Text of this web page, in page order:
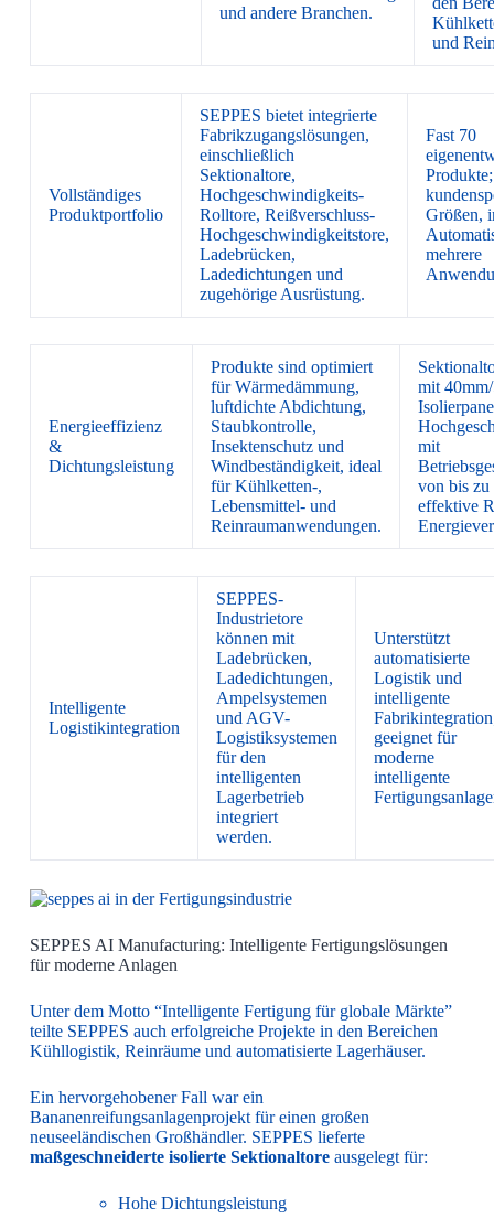
und andere Branchen.
und
Vollständiges
Produktportfolio
SEPPES bietet integrierte
Fabrikzugangslösungen,
einschließlich
Sektionaltore,
Hochgeschwindigkeits-
Rolltore, Reißverschluss-
Hochgeschwindigkeitstore,
Ladebrücken,
Ladedichtungen und
zugehörige Ausrüstung.
Fast 70
Größen,
mehrere
Energieeffizienz
&
Dichtungsleistung
Produkte sind optimiert
für Wärmedämmung,
luftdichte Abdichtung,
Staubkontrolle,
Insektenschutz und
Windbeständigkeit, ideal
für Kühlketten-,
Lebensmittel- und
Reinraumanwendungen.
mit
mit
von bis zu
effektive
Intelligente
Logistikintegration
SEPPES-
Industrietore
können mit
Ladebrücken,
Ladedichtungen,
Ampelsystemen
und AGV-
Logistiksystemen
für den
intelligenten
Lagerbetrieb
integriert
werden.
Unterstützt
automatisierte
Logistik und
intelligente
geeignet für
moderne
intelligente
SEPPES AI Manufacturing: Intelligente Fertigungslösungen
für moderne Anlagen
Unter dem Motto “Intelligente Fertigung für globale Märkte”
teilte SEPPES auch erfolgreiche Projekte in den Bereichen
Kühllogistik, Reinräume und automatisierte Lagerhäuser.
Ein hervorgehobener Fall war ein
Bananenreifungsanlagenprojekt für einen großen
neuseeländischen Großhändler. SEPPES lieferte
maßgeschneiderte isolierte Sektionaltoreausgelegt für:
Hohe Dichtungsleistung